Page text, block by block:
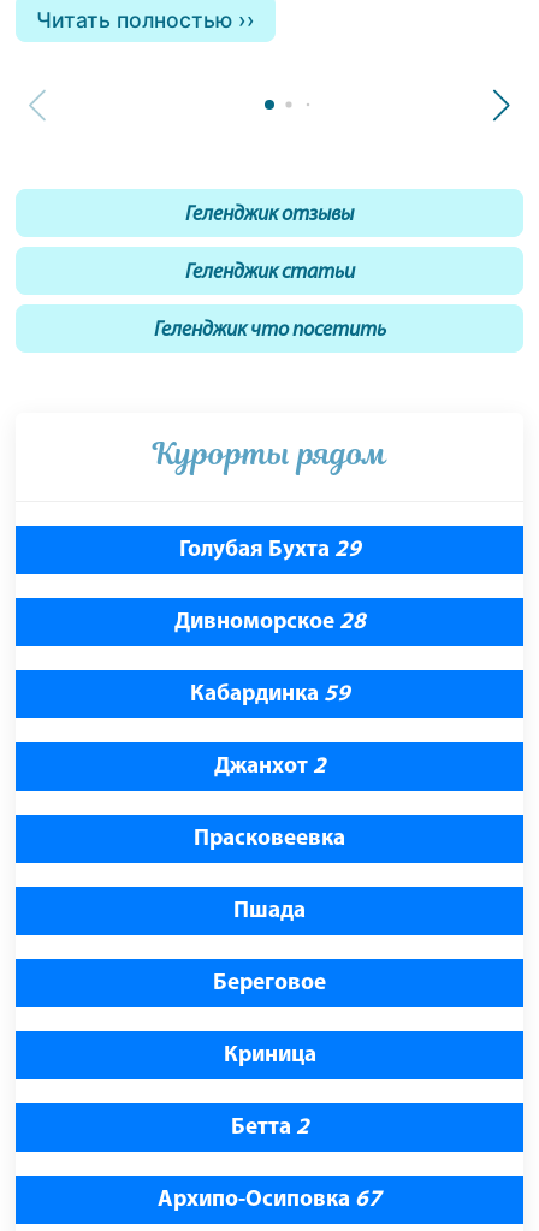
Читать полностью
Геленджик отзывы
Геленджик статьи
Геленджик что посетить
Курорты рядом
Голубая Бухта 29
Дивноморское 28
Кабардинка 59
Джанхот 2
Прасковеевка
Пшада
Береговое
Криница
Бетта 2
Архипо-Осиповка 67